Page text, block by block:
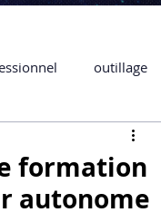
outillage
3D
formation
autonome